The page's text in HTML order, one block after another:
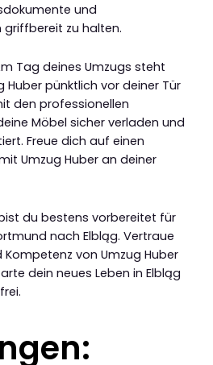
und
griffbereit zu halten.
Tag deines Umzugs steht
Huber pünktlich vor deiner Tür
den professionellen
Möbel sicher verladen und
Freue dich auf einen
Umzug Huber an deiner
du bestens vorbereitet für
nach Elbląg. Vertraue
von Umzug Huber
dein neues Leben in Elbląg